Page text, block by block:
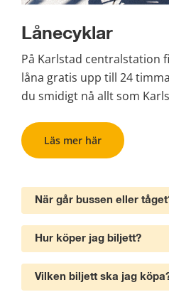
Lånecyklar
På Karlstad centralstation
låna gratis upp till 24
du smidigt nå allt som
Läs mer här
När går bussen eller
Hur köper jag biljett?
Vilken biljett ska jag